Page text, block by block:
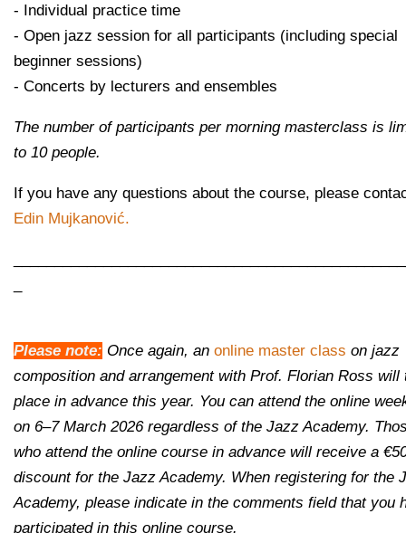
- Individual practice time
- Open jazz session for all participants (including special
beginner sessions)
- Concerts by lecturers and ensembles
The number of participants per morning masterclass is
to 10 people.
If you have any questions about the course, please
Edin Mujkanović.
Please note: Once again, an online master class on jazz
composition and arrangement with Prof. Florian Ross will
place in advance this year. You can attend the online
on 6–7 March 2026 regardless of the Jazz Academy.
who attend the online course in advance will receive a
discount for the Jazz Academy. When registering for the
Academy, please indicate in the comments field that you
participated in this online course.